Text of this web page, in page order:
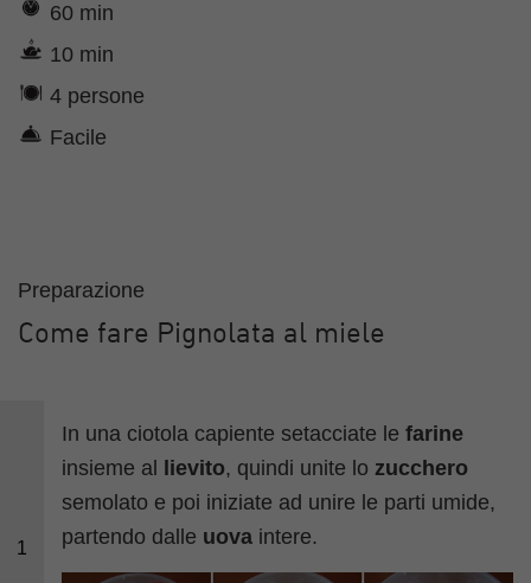
60 min
10 min
4 persone
Facile
Preparazione
Come fare Pignolata al miele
1
In una ciotola capiente setacciate lefarine
insieme al
lievito, quindi unite lozucchero
semolato e poi iniziate ad unire le parti umide,
partendo dalle uova intere.